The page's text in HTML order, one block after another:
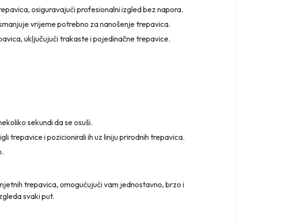
osiguravajući profesionalni izgled bez napora.
vrijeme potrebno za nanošenje trepavica.
uključujući trakaste i pojedinačne trepavice.
sekundi da se osuši.
trepavice i pozicionirali ih uz liniju prirodnih trepavica.
trepavica, omogućujući vam jednostavno, brzo i
svaki put.